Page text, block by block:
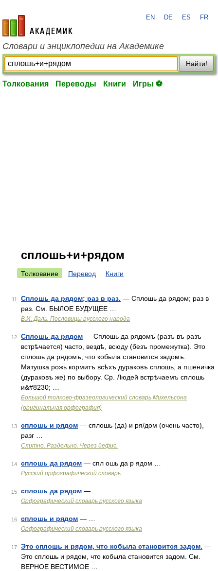
academic.ru
EN DE ES FR
Словари и энциклопедии на Академике
Найти!
Толкования Переводы Книги Игры ⚽
сплошь+и+рядом
Толкование Перевод Книги
11 Сплошь да рядом; раз в раз. — Сплошь да рядом; раз в
раз. См. БЫЛОЕ БУДУЩЕЕ …
В.И. Даль. Пословицы русского народа
12 Сплошь да рядом — Сплошь да рядомъ (разъ въ разъ
встрѣчается) часто, вездѣ, всюду (безъ промежутка). Это
сплошь да рядомъ, что кобыла становится задомъ.
Матушка рожь кормитъ всѣхъ дураковъ сплошь, а пшеничка
(дураковъ же) по выбору. Ср. Людей встрѣчаемъ сплошь
и&#8230; …
Большой толково-фразеологический словарь Михельсона
(оригинальная орфография)
13 сплошь и рядом — сплошь (да) и ря/дом (очень часто),
разг …
Слитно. Раздельно. Через дефис.
14 сплошь да рядом — спл ошь да р ядом …
Русский орфографический словарь
15 сплошь да рядом — …
Орфографический словарь русского языка
16 сплошь и рядом — …
Орфографический словарь русского языка
17 Это сплошь и рядом, что кобыла становится задом. —
Это сплошь и рядом, что кобыла становится задом. См.
ВЕРНОЕ ВЕСТИМОЕ …